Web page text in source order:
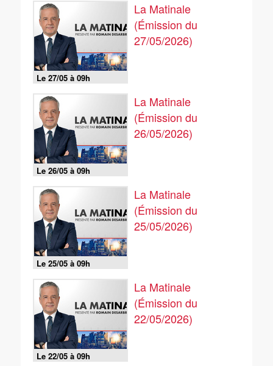
Le 27/05 à 09h
La Matinale
(Émission du
27/05/2026)
Le 26/05 à 09h
La Matinale
(Émission du
26/05/2026)
Le 25/05 à 09h
La Matinale
(Émission du
25/05/2026)
Le 22/05 à 09h
La Matinale
(Émission du
22/05/2026)